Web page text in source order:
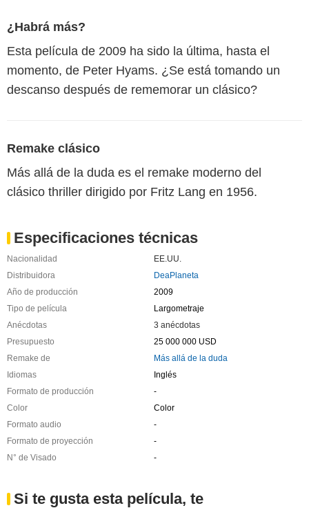
¿Habrá más?
Esta película de 2009 ha sido la última, hasta el
momento, de Peter Hyams. ¿Se está tomando un
descanso después de rememorar un clásico?
Remake clásico
Más allá de la duda es el remake moderno del
clásico thriller dirigido por Fritz Lang en 1956.
Especificaciones técnicas
Nacionalidad
EE.UU.
Distribuidora
DeaPlaneta
Año de producción
2009
Tipo de película
Largometraje
Anécdotas
3 anécdotas
Presupuesto
25 000 000 USD
Remake de
Más allá de la duda
Idiomas
Inglés
Formato de producción
-
Color
Color
Formato audio
-
Formato de proyección
-
N° de Visado
-
Si te gusta esta película, te